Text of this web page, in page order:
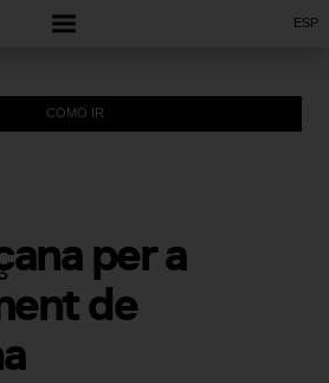
ESP
per a
de
COMO IR